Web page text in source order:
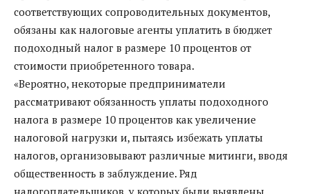
соответствующих сопроводительных документов,
обязаны как налоговые агенты уплатить в бюджет
подоходный налог в размере 10 процентов от
стоимости приобретенного товара.
«Вероятно, некоторые предприниматели
рассматривают обязанность уплаты подоходного
налога в размере 10 процентов как увеличение
налоговой нагрузки и, пытаясь избежать уплаты
налогов, организовывают различные митинги, вводя
общественность в заблуждение. Ряд